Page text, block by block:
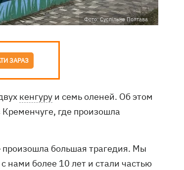
Фото: Суспільне Полтава
ЗАРАЗ
кенгуру и семь оленей. Об этом
где произошла
произошла большая трагедия. Мы
более 10 лет и стали частью